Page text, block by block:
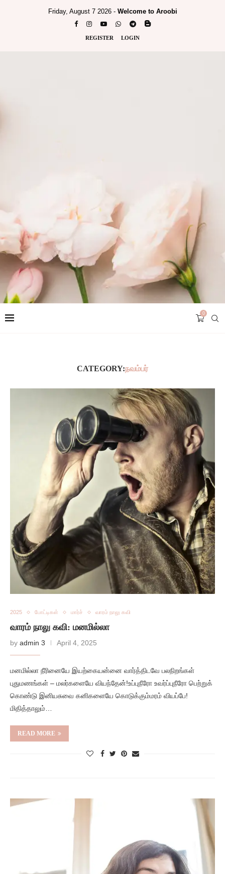
Friday, August 7 2026 - Welcome to Aroobi
REGISTER LOGIN
0
CATEGORY:நவம்பர்
2025 போட்டிகள் மார்ச் வாரம் நாலு கவி
வாரம் நாலு கவி: மனமில்லா
by admin 3 April 4, 2025
மனமில்லா நீரினையே இயற்கையன்னை வார்த்திடவே பலநிறங்கள்
புதுமணங்கள் – மலர்களையே வியந்தேன்!உப்புநீரோ உவர்ப்புநீரோ பெற்றுக்
கொண்டு இனியசுவை கனிகளையே கொடுக்கும்மரம் வியப்பே!
மிதித்தாலும்…
READ MORE